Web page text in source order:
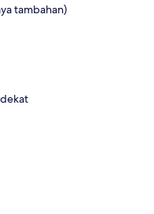
tambahan)